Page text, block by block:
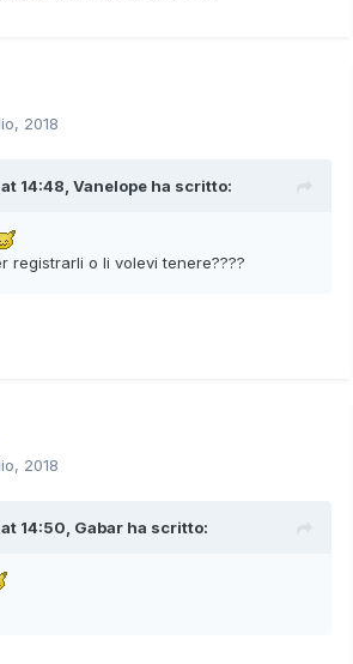
2018
14:48, Vanelope ha scritto:
registrarli o li volevi tenere????
2018
14:50, Gabar ha scritto: